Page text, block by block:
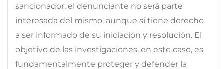
sancionador, el denunciante no será parte
interesada del mismo, aunque sí tiene derecho
a ser informado de su iniciación y resolución. El
objetivo de las investigaciones, en este caso, es
fundamentalmente proteger y defender la